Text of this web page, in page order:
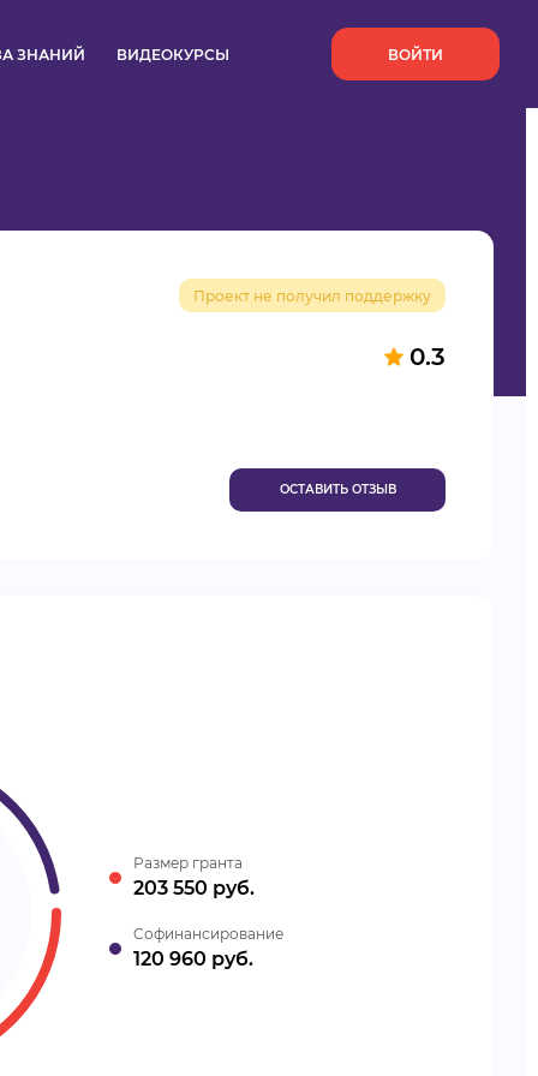
ЗНАНИЙ ВИДЕОКУРСЫ ВОЙТИ
Проект не получил поддержку
0.3
ОСТАВИТЬ ОТЗЫВ
Размер гранта
203 550 руб.
Cофинансирование
120 960 руб.